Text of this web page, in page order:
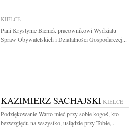
KIELCE
Pani Krystynie Bieniek pracownikowi Wydziału
Spraw Obywatelskich i Działalności Gospodarczej...
KAZIMIERZ SACHAJSKI KIELCE
Podziękowanie Warto mieć przy sobie kogoś, kto
bezwzględu na wszystko, usiądzie przy Tobie,...